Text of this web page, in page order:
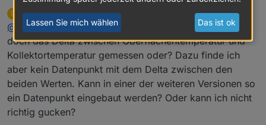
D
Online
DennisMengerschrieb am18. Juni 2026, 11:10
zuletzt editiert von
@ dasbo1975Bei der Solarsteuerung Extended wird
doch das Delta zwischen Oberflächentemperatur und
Kollektortemperatur gemessen oder? Dazu finde ich
aber kein Datenpunkt mit dem Delta zwischen den
beiden Werten. Kann in einer der weiteren Versionen so
ein Datenpunkt eingebaut werden? Oder kann ich nicht
richtig gucken?
Lassen Sie mich wählen Das ist ok